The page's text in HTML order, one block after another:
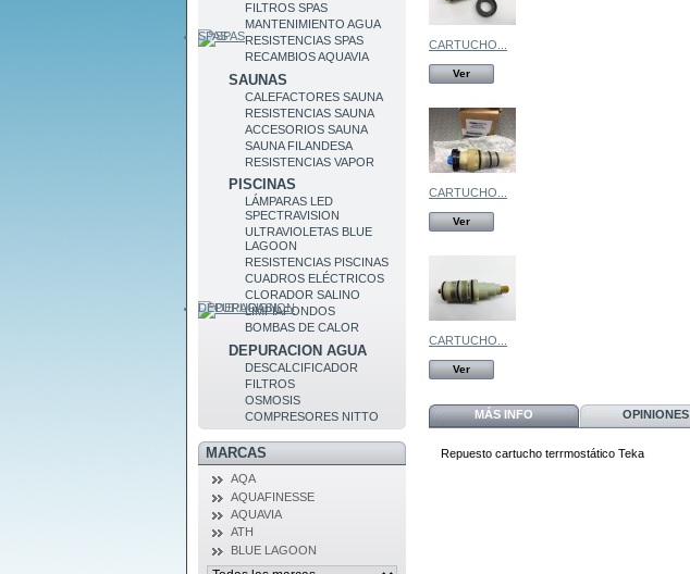
SPAS
DEPURACION
FILTROS SPAS
MANTENIMIENTO AGUA
RESISTENCIAS SPAS
RECAMBIOS AQUAVIA
SAUNAS
CALEFACTORES SAUNA
RESISTENCIAS SAUNA
ACCESORIOS SAUNA
SAUNA FILANDESA
RESISTENCIAS VAPOR
PISCINAS
LÁMPARAS LED
SPECTRAVISION
ULTRAVIOLETAS BLUE
LAGOON
RESISTENCIAS PISCINAS
CUADROS ELÉCTRICOS
CLORADOR SALINO
LIMPIAFONDOS
BOMBAS DE CALOR
DEPURACION AGUA
DESCALCIFICADOR
FILTROS
OSMOSIS
COMPRESORES NITTO
MARCAS
AQA
AQUAFINESSE
AQUAVIA
ATH
BLUE LAGOON
CARTUCHO...
Ver
CARTUCHO...
Ver
CARTUCHO...
Ver
MÁS INFO OPINIONES
Repuesto cartucho terrmostático Teka